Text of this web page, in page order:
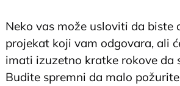
Neko vas može usloviti da biste
projekat koji vam odgovara, ali
imati izuzetno kratke rokove da
Budite spremni da malo